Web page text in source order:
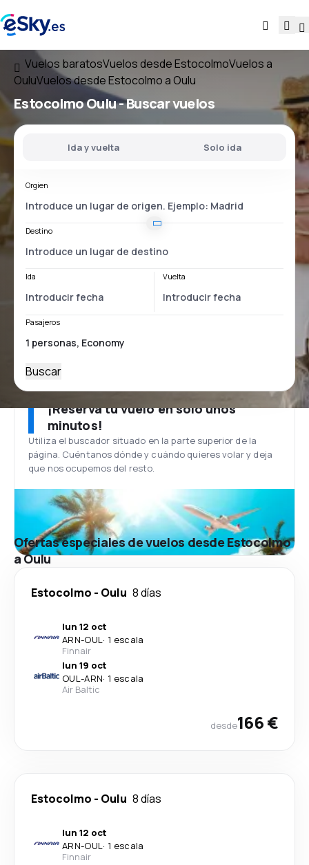
Vuelos baratosVuelos desde EstocolmoVuelos a
OuluVuelos desde Estocolmo a Oulu
Estocolmo Oulu- Buscar vuelos
Ida y vuelta Solo ida
Orgien
Destino
Ida Vuelta
Pasajeros
Buscar
¡Reserva tu vuelo en solo unos
minutos!
Utiliza el buscador situado en la parte superior de la
página. Cuéntanos dónde y cuándo quieres volar y deja
que nos ocupemos del resto.
Ofertas especiales de vuelos desde Estocolmo
a Oulu
Estocolmo - Oulu 8 días
lun 12 oct
ARN-OUL· 1 escala
Finnair
lun 19 oct
OUL-ARN· 1 escala
Air Baltic
desde166 €
Estocolmo - Oulu 8 días
lun 12 oct
ARN-OUL· 1 escala
Finnair